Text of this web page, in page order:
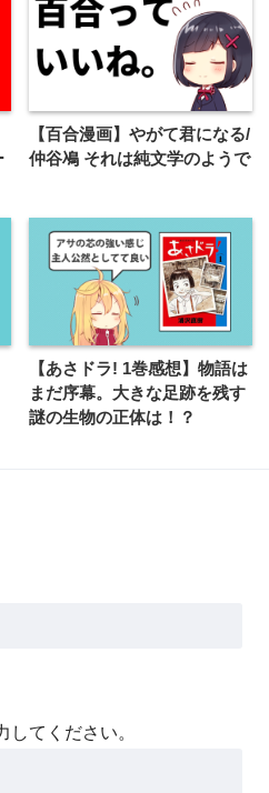
【百合漫画】やがて君になる/
仲谷鳰 それは純文学のようで
【あさドラ! 1巻感想】物語は
まだ序幕。大きな足跡を残す
謎の生物の正体は！？
してください。